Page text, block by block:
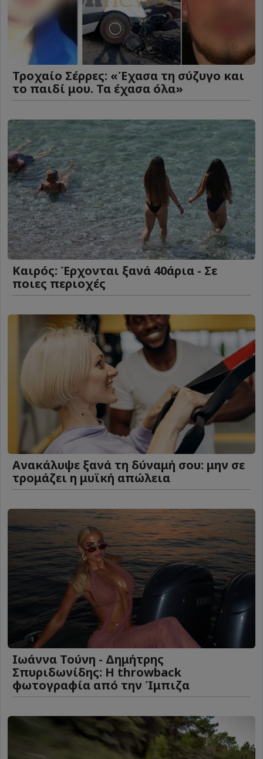
Τροχαίο Σέρρες: «Έχασα τη σύζυγο και
το παιδί μου. Τα έχασα όλα»
Καιρός: Έρχονται ξανά 40άρια - Σε
ποιες περιοχές
Ανακάλυψε ξανά τη δύναμή σου: μην σε
τρομάζει η μυϊκή απώλεια
Ιωάννα Τούνη - Δημήτρης
Σπυριδωνίδης: Η throwback
φωτογραφία από την Ίμπιζα